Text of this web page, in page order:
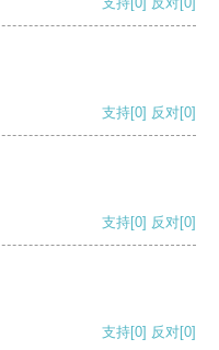
支持[0] 反对[0]
支持[0] 反对[0]
支持[0] 反对[0]